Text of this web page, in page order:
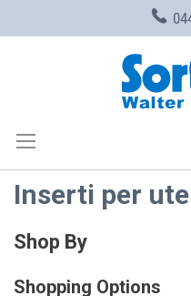
Inserti per
Shop By
Shopping Options